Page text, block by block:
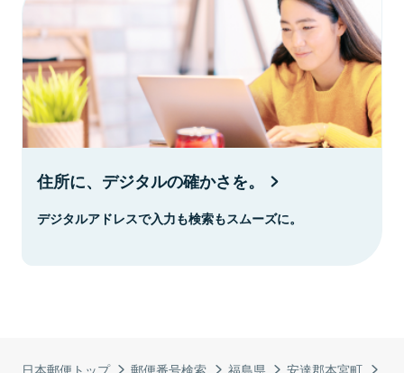
日本郵便トップ 郵便番号検索 福島県
安達郡本宮町
住所に、デジタルの確かさを。
デジタルアドレスで入力も検索もスムーズに。